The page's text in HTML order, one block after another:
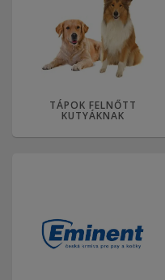
TÁPOK FELNŐTT
KUTYÁKNAK